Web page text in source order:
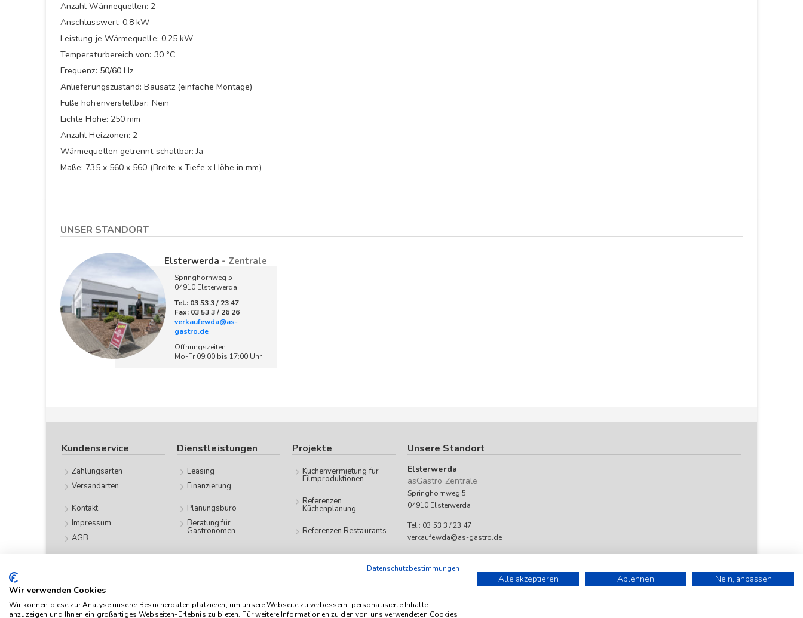
Anzahl Wärmequellen: 2
Anschlusswert: 0,8 kW
Leistung je Wärmequelle: 0,25 kW
Temperaturbereich von: 30 °C
Frequenz: 50/60 Hz
Anlieferungszustand: Bausatz (einfache Montage)
Füße höhenverstellbar: Nein
Lichte Höhe: 250 mm
Anzahl Heizzonen: 2
Wärmequellen getrennt schaltbar: Ja
Maße: 735 x 560 x 560 (Breite x Tiefe x Höhe in mm)
UNSER STANDORT
Elsterwerda - Zentrale
Springhornweg 5
04910 Elsterwerda
Tel.: 03 53 3 / 23 47
Fax: 03 53 3 / 26 26
verkaufewda@as-
gastro.de
Öffnungszeiten:
Mo-Fr 09:00 bis 17:00 Uhr
Kundenservice
Zahlungsarten
Versandarten
Kontakt
Impressum
AGB
Dienstleistungen
Leasing
Finanzierung
Planungsbüro
Beratung für
Gastronomen
Projekte
Küchenvermietung für
Filmproduktionen
Referenzen
Küchenplanung
Referenzen Restaurants
Unsere Standort
Elsterwerda
asGastro Zentrale
Springhornweg 5
04910 Elsterwerda
Tel.: 03 53 3 / 23 47
verkaufewda@as-gastro.de
Mo-Fr 09:00 bis 17:00 Uhr
Das Angebot von as-Gastro richtet sich ausschließlich an Unternehmen (iSd. § 14 Abs. 1 BGB). Alle Preise sind Stückpreise und
verstehen sich netto zzgl. geltender gesetzl. USt.
Datenschutzbestimmungen
Wir verwenden Cookies
Wir können diese zur Analyse unserer Besucherdaten platzieren, um unsere Webseite zu verbessern, personalisierte Inhalte
anzuzeigen und Ihnen ein großartiges Webseiten-Erlebnis zu bieten. Für weitere Informationen zu den von uns verwendeten Cookies
Alle akzeptieren Ablehnen Nein, anpassen